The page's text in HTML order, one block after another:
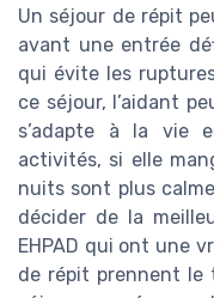
Un séjour de répit
avant une entrée
qui évite les
ce séjour, l’aidant
s’adapte à la vie
activités, si elle
nuits sont plus
décider de la
EHPAD qui ont une
de répit prennent le